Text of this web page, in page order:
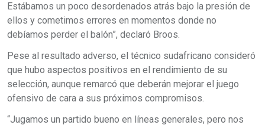
Estábamos un poco desordenados atrás bajo la presión de
ellos y cometimos errores en momentos donde no
debíamos perder el balón”, declaró Broos.
Pese al resultado adverso, el técnico sudafricano consideró
que hubo aspectos positivos en el rendimiento de su
selección, aunque remarcó que deberán mejorar el juego
ofensivo de cara a sus próximos compromisos.
“Jugamos un partido bueno en líneas generales, pero nos